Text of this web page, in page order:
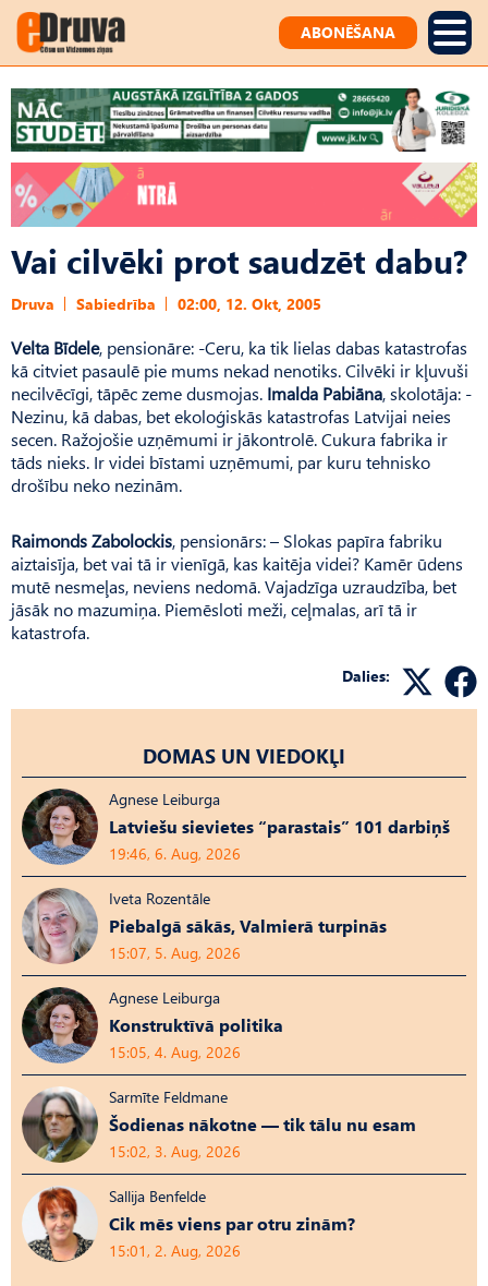
ABONĒŠANA
Vai cilvēki prot saudzēt dabu?
Druva Sabiedrība 02:00, 12. Okt, 2005
Velta Bīdele, pensionāre: -Ceru, ka tik lielas dabas katastrofas
kā citviet pasaulē pie mums nekad nenotiks. Cilvēki ir kļuvuši
necilvēcīgi, tāpēc zeme dusmojas. Imalda Pabiāna, skolotāja: -
Nezinu, kā dabas, bet ekoloģiskās katastrofas Latvijai neies
secen. Ražojošie uzņēmumi ir jākontrolē. Cukura fabrika ir
tāds nieks. Ir videi bīstami uzņēmumi, par kuru tehnisko
drošību neko nezinām.
Raimonds Zabolockis, pensionārs: – Slokas papīra fabriku
aiztaisīja, bet vai tā ir vienīgā, kas kaitēja videi? Kamēr ūdens
mutē nesmeļas, neviens nedomā. Vajadzīga uzraudzība, bet
jāsāk no mazumiņa. Piemēsloti meži, ceļmalas, arī tā ir
katastrofa.
Dalies:
DOMAS UN VIEDOKĻI
Agnese Leiburga
Latviešu sievietes “parastais” 101 darbiņš
19:46, 6. Aug, 2026
Iveta Rozentāle
Piebalgā sākās, Valmierā turpinās
15:07, 5. Aug, 2026
Agnese Leiburga
Konstruktīvā politika
15:05, 4. Aug, 2026
Sarmīte Feldmane
Šodienas nākotne — tik tālu nu esam
15:02, 3. Aug, 2026
Sallija Benfelde
Cik mēs viens par otru zinām?
15:01, 2. Aug, 2026